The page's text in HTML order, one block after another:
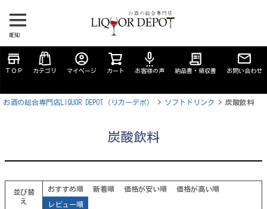
MENU
store
ＴＯＰ カテゴリ
account_circle
マイページ カート
settings_voice
お客様の声
receipt_long
納品書・領収書 お問い合わせ
お酒の総合専門店LIQUOR DEPOT（リカーデポ） ソフトドリンク 炭酸飲料
炭酸飲料
並び替
え
おすすめ順 新着順 価格が安い順 価格が高い順
レビュー順